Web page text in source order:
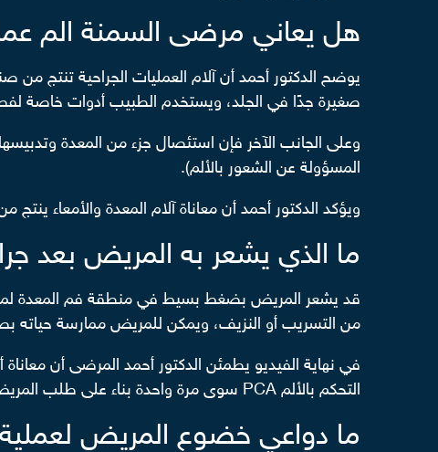
هل يعاني مرضى السمنة الم
يوضح الدكتور أحمد أن آلام العمليات الجراحية تنتج
صغيرة جدًا في الجلد، ويستخدم الطبيب أدوات خاصة
وعلى الجانب الآخر فإن استئصال جزء من المعدة
المسؤولة عن الشعور بالألم).
ويؤكد الدكتور أحمد أن معاناة آلام المعدة والأمعاء
ما الذي يشعر به المريض بعد
من التسريب أو النزيف، ويمكن للمريض ممارسة حياته
التحكم بالألم PCA سوى مرة واحدة بناء على طلب المريض الذي لم يشعر بالحاجة لاستخدامه لاحقًا.
ما دواعي خضوع المريض